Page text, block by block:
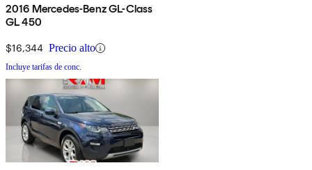
2016 Mercedes-Benz GL-Class
GL 450
$16,344 Precio alto
Incluye tarifas de conc.